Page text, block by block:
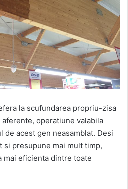
la scufundarea propriu-zisa
operatiune valabila
de acest gen neasamblat. Desi
si presupune mai mult timp,
mai eficienta dintre toate